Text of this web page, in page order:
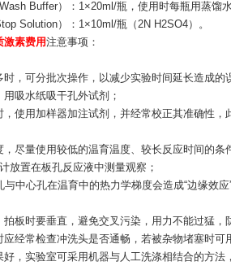
Buffer）：1×20ml/瓶，使用时每瓶用蒸馏水
Solution）：1×10ml/瓶（2N H2SO4）。
激素费用注意事项：
，可分批次操作，以减少实验时间延长造成的
吸水纸吸干孔外试剂；
使用加样器加注试剂，并经常校正其准确性，
尽量使用较低的温育温度、较长反应时间的条
放置在板孔反应液中测量观察；
中心孔在温育中的热力学梯度会造成“边缘效应
板时要垂直，避免交叉污染，用力不能过猛，
经常检查冲洗头是否通畅，若被杂物堵塞时可
，实验室可采用机器与人工洗涤相结合的方法